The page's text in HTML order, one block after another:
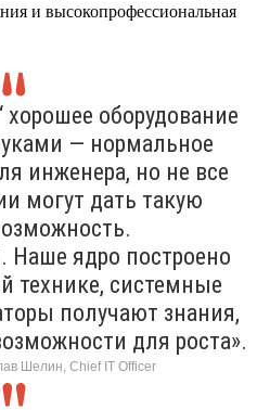
и высокопрофессиональная
хорошее оборудование
— нормальное
инженера, но не все
могут дать такую
ядро построено
технике, системные
получают знания,
для роста».
Шелин, Chief IT Officer